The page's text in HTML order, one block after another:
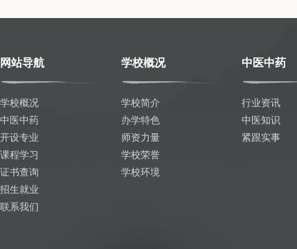
网站导航
学校概况
中医中药
开设专业
课程学习
证书查询
招生就业
联系我们
学校概况
学校简介
办学特色
师资力量
学校荣誉
学校环境
中医中药
行业资讯
中医知识
紧跟实事